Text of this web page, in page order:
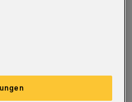
dass auf
ohne
beschafft
Atemzug Straßen
(siehe Poststraße)